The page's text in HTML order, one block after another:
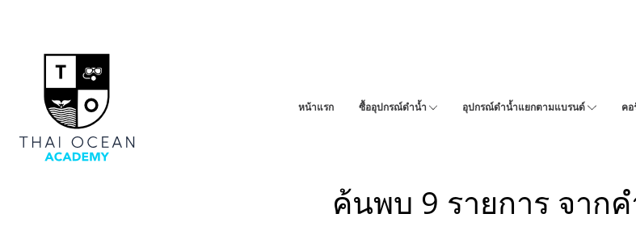
หน้าแรก ซื้ออุปกรณ์ดำน้ำ อุปกรณ์ดำน้ำแยกตามแบรนด์ คอ
ค้นพบ 9 รายการ จาก